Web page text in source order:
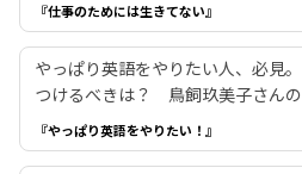
『仕事のためには生きてない』
やっぱり英語をやりたい人、必見
つけるべきは？ 鳥飼玖美子さん
『やっぱり英語をやりたい！』